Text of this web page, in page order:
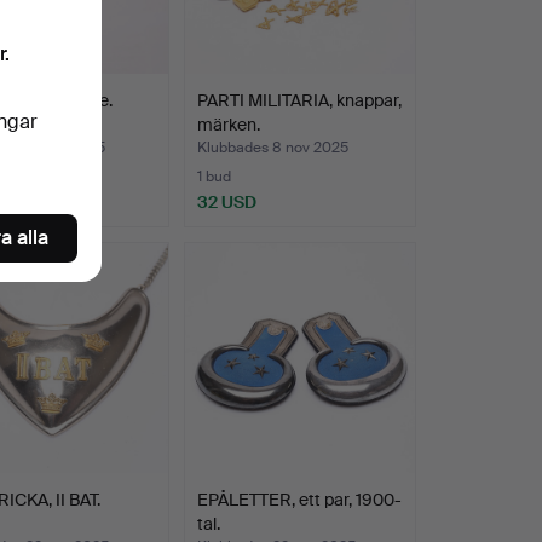
aiguillette.
12 nov 2025
PARTI MILITARIA, knappar,
märken.
Klubbades 8 nov 2025
1 bud
32 USD
II BAT.
EPÅLETTER, ett par, 1900-
tal.
alla